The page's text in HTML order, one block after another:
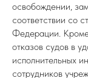
освобождении,
соответствии со
Федерации. Кроме
отказов судов в
исполнительных
сотрудников